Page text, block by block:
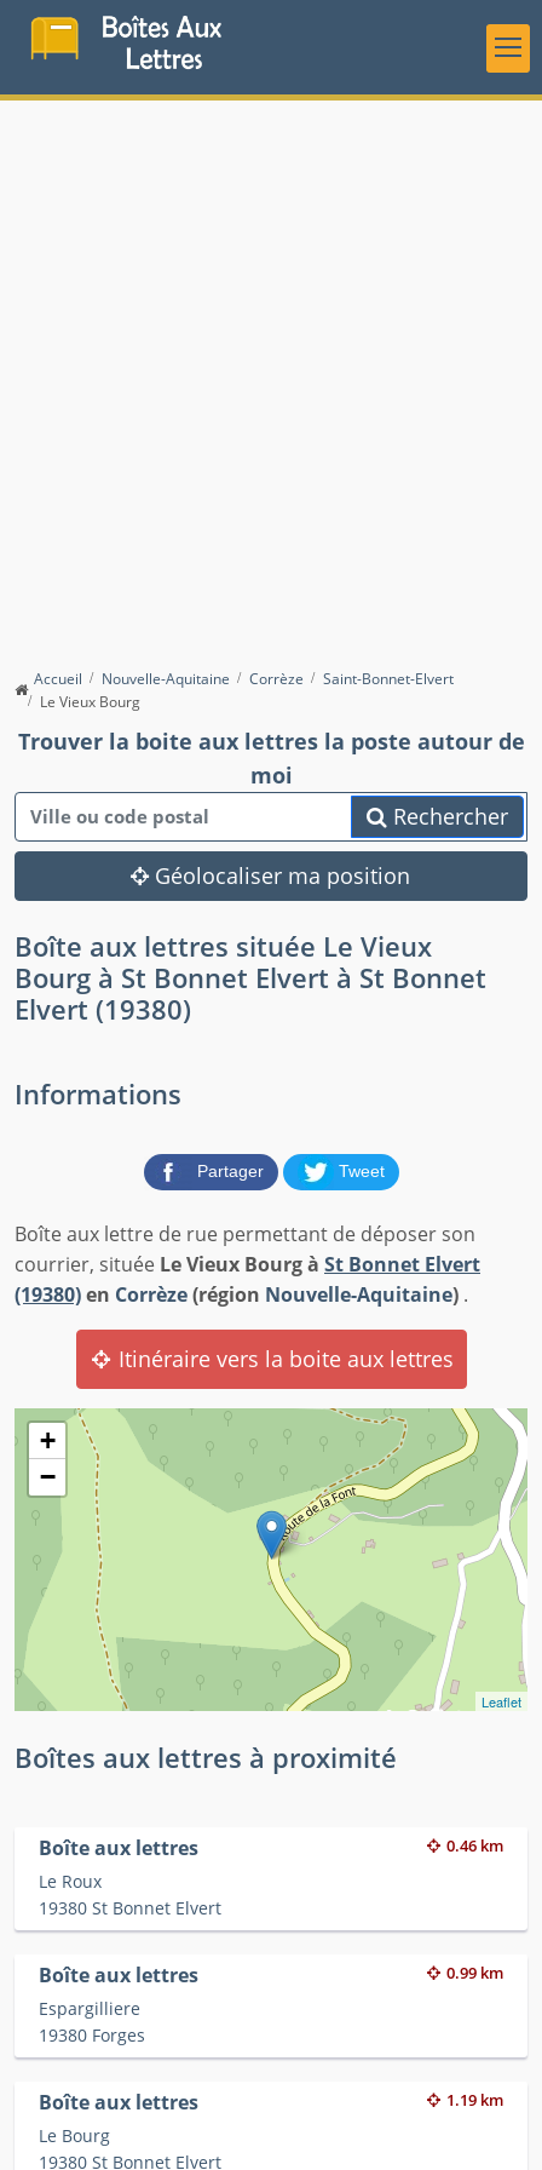
Accueil Nouvelle-Aquitaine Corrèze
Saint-Bonnet-Elvert
Le Vieux Bourg
Trouver la boite aux lettres la poste autour de
moi
Rechercher
Géolocaliser ma position
Boîte aux lettres située Le Vieux
Bourg à St Bonnet Elvert à St Bonnet
Elvert (19380)
Informations
Partager Tweet
Boîte aux lettre de rue permettant de déposer son
courrier, située Le Vieux Bourg à St Bonnet Elvert
(19380)en Corrèze(région Nouvelle-Aquitaine) .
Itinéraire vers la boite aux lettres
+
−
Leaflet
Boîtes aux lettres à proximité
Boîte aux lettres 0.46 km
Le Roux
19380 St Bonnet Elvert
Boîte aux lettres 0.99 km
Espargilliere
19380 Forges
Boîte aux lettres 1.19 km
Le Bourg
19380 St Bonnet Elvert